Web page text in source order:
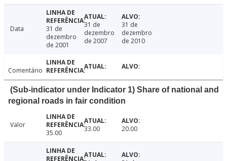
Data
31 de
dezembro
de 2001
31 de
dezembro
de 2007
31 de
dezembro
de 2010
Comentário
(Sub-indicator under Indicator 1) Share of national and
regional roads in fair condition
Valor
35.00
33.00 20.00